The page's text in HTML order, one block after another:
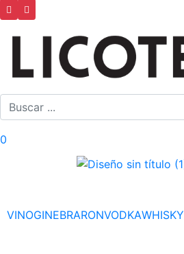
0
VINOGINEBRARONVODKAWHISKY